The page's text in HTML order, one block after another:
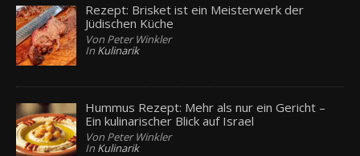
Rezept: Brisket ist ein Meisterwerk der
Jüdischen Küche
Von Peter Winkler
In Kulinarik
Hummus Rezept: Mehr als nur ein Gericht –
Ein kulinarischer Blick auf Israel
Von Peter Winkler
In Kulinarik